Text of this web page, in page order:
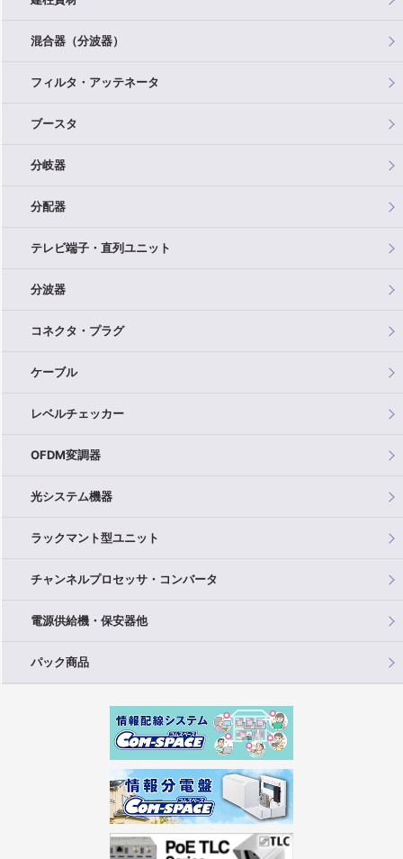
混合器（分波器）
フィルタ・アッテネータ
ブースタ
分岐器
分配器
テレビ端子・直列ユニット
分波器
コネクタ・プラグ
ケーブル
レベルチェッカー
OFDM変調器
光システム機器
ラックマント型ユニット
チャンネルプロセッサ・コンバータ
電源供給機・保安器他
パック商品